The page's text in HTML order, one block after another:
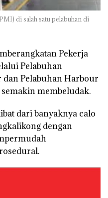
di salah satu pelabuhan di
Pekerja
Pelabuhan
Pelabuhan Harbour
membeludak.
dari banyaknya calo
dengan